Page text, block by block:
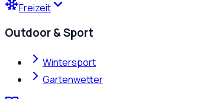
Freizeit
Outdoor & Sport
Wintersport
Gartenwetter